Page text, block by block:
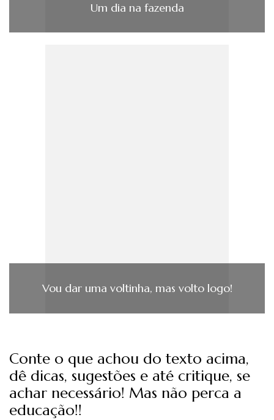
Um dia na fazenda
Vou dar uma voltinha, mas volto logo!
Conte o que achou do texto acima,
dê dicas, sugestões e até critique, se
achar necessário! Mas não perca a
educação!!